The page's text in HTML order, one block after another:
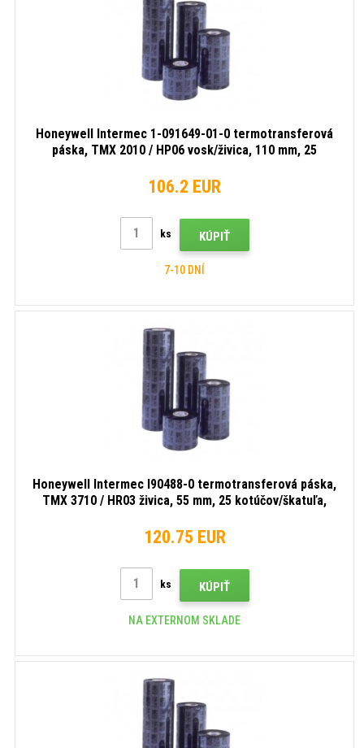
Honeywell Intermec 1-091649-01-0 termotransferová
páska, TMX 2010 / HP06 vosk/živica, 110 mm, 25
106.2 EUR
ks KÚPIŤ
7-10 DNÍ
Honeywell Intermec I90488-0 termotransferová páska,
TMX 3710 / HR03 živica, 55 mm, 25 kotúčov/škatuľa,
120.75 EUR
ks KÚPIŤ
NA EXTERNOM SKLADE